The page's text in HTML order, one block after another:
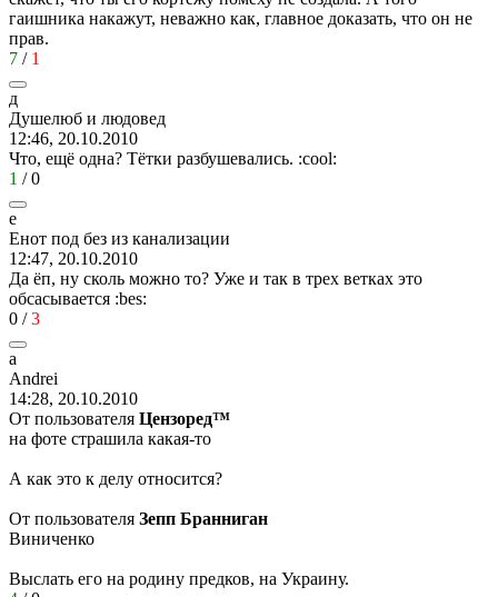
гаишника накажут, неважно как, главное доказать, что он не
прав.
7 / 1
д
Душелюб и людовед
12:46, 20.10.2010
Что, ещё одна? Тётки разбушевались. :cool:
1 /0
е
Енот под без из канализации
12:47, 20.10.2010
Да ёп, ну сколь можно то? Уже и так в трех ветках это
обсасывается :bes:
0 /3
a
Andrei
14:28, 20.10.2010
От пользователя Цензоред™
на фоте страшила какая-то
А как это к делу относится?
От пользователя Зепп Бранниган
Виниченко
Выслать его на родину предков, на Украину.